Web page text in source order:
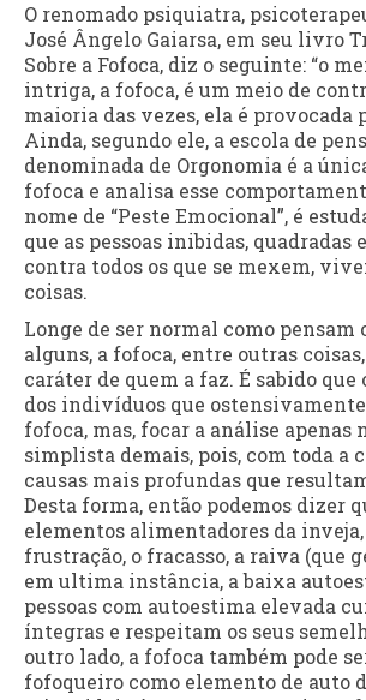
O renomado psiquiatra,
José Ângelo Gaiarsa, em seu livro
Sobre a Fofoca, diz o seguinte: “o
intriga, a fofoca, é um meio de
maioria das vezes, ela é provocada
Ainda, segundo ele, a escola de
denominada de Orgonomia é a
fofoca e analisa esse
nome de “Peste Emocional”, é
que as pessoas inibidas, quadradas
contra todos os que se mexem,
coisas.
Longe de ser normal como pensam
alguns, a fofoca, entre outras
caráter de quem a faz. É sabido que
dos indivíduos que
fofoca, mas, focar a análise apenas
simplista demais, pois, com toda a
causas mais profundas que
Desta forma, então podemos dizer
elementos alimentadores da
frustração, o fracasso, a raiva (que
em ultima instância, a baixa
pessoas com autoestima elevada
íntegras e respeitam os seus
outro lado, a fofoca também pode
fofoqueiro como elemento de auto